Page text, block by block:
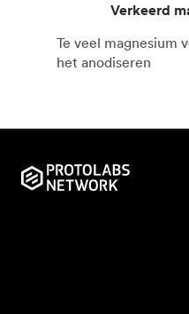
Verkeerd
Te veel magnesium
het anodiseren